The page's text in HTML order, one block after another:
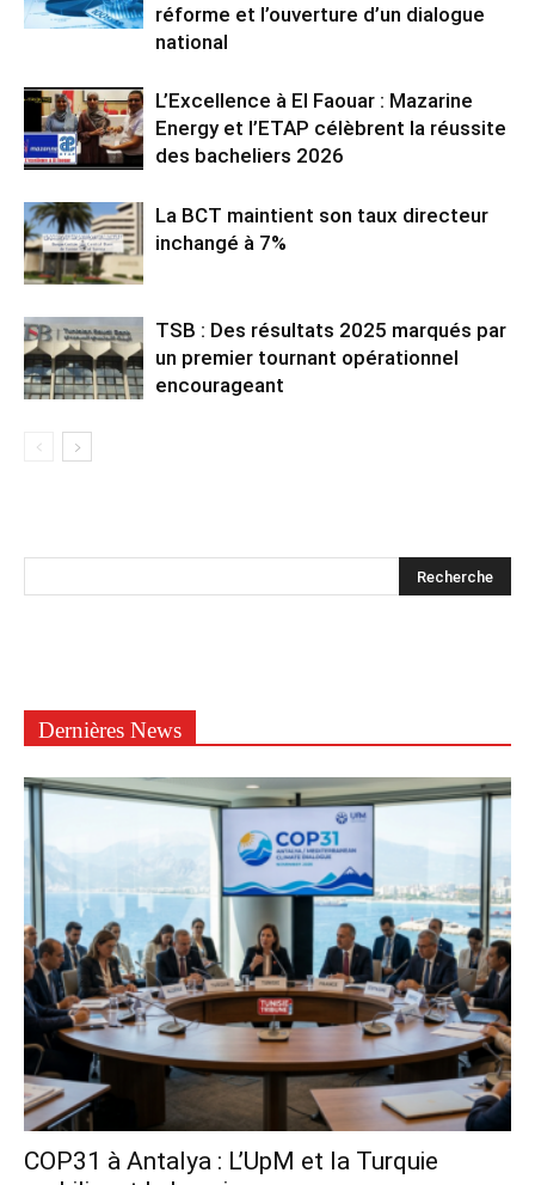
réforme et l’ouverture d’un dialogue
national
L’Excellence à El Faouar : Mazarine
Energy et l’ETAP célèbrent la réussite
des bacheliers 2026
La BCT maintient son taux directeur
inchangé à 7%
TSB : Des résultats 2025 marqués par
un premier tournant opérationnel
encourageant
Dernières News
COP31 à Antalya : L’UpM et la Turquie